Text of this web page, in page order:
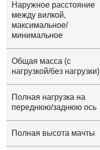
Наружное расстояние
между вилкой,
максимальное/
минимальное
Общая масса (с
нагрузкой/без нагрузки)
Полная нагрузка на
переднюю/заднюю ось
Полная высота мачты